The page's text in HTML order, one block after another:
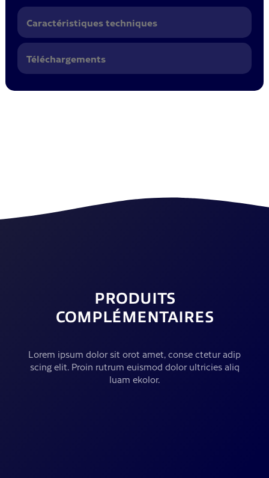
Caractéristiques techniques
Téléchargements
PRODUITS
COMPLÉMENTAIRES
Lorem ipsum dolor sit orot amet, conse ctetur adip
scing elit. Proin rutrum euismod dolor ultricies aliq
luam ekolor.